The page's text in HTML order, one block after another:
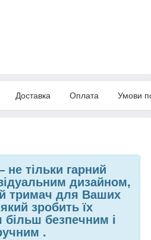
Доставка Оплата Умови
тільки гарний
дизайном,
тримач для Ваших
зробить їх
більш безпечним і
.